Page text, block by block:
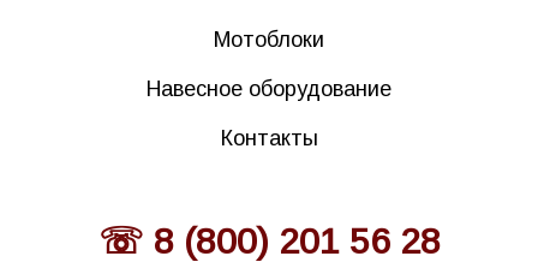
Мотоблоки
Навесное оборудование
Контакты
☏ 8 (800) 201 56 28